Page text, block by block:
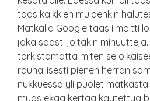
taas kaikkien muidenkin
Matkalla Google taas ilmoitti
joka säästi joitakin
tarkistamatta miten se
rauhallisesti pienen herran
nukkuessa yli puolet
myös ekaa kertaa käytettyä